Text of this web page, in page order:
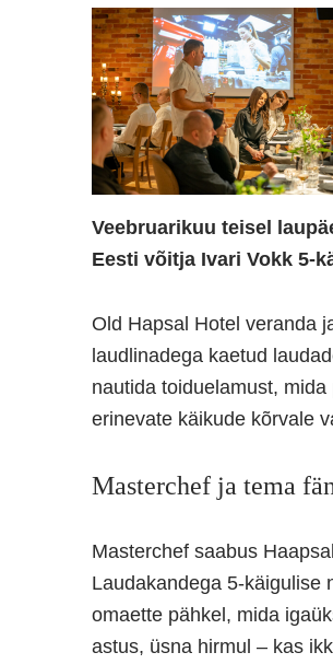
Veebruarikuu teisel
Eesti võitja Ivari Vokk 5-
Old Hapsal Hotel veranda
laudlinadega kaetud
nautida toiduelamust, mida
erinevate käikude kõrvale
Masterchef ja tema
Masterchef saabus
Laudakandega 5-käigulise
omaette pähkel, mida
astus, üsna hirmul – kas